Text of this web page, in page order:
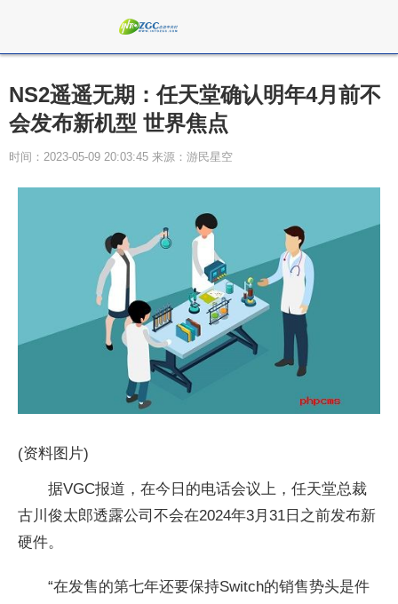
NS2遥遥无期：任天堂确认明年4月前不
会发布新机型 世界焦点
时间：2023-05-09 20:03:45 来源：游民星空
(资料图片)
据VGC报道，在今日的电话会议上，任天堂总裁
古川俊太郎透露公司不会在2024年3月31日之前发布新
硬件。
“在发售的第七年还要保持Switch的销售势头是件